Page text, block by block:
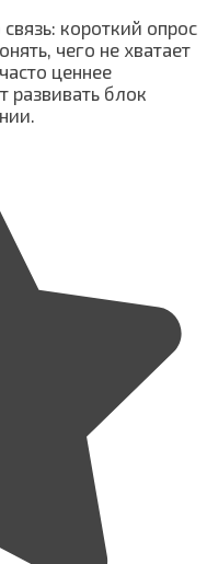
короткий опрос
чего не хватает
ценнее
развивать блок